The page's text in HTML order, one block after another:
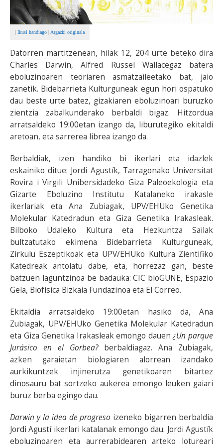
| Ikusi handiago | Argazki originala
Datorren martitzenean, hilak 12, 204 urte beteko dira
Charles Darwin, Alfred Russel Wallacegaz batera
eboluzinoaren teoriaren asmatzaileetako bat, jaio
zanetik. Bidebarrieta Kulturguneak egun hori ospatuko
dau beste urte batez, gizakiaren eboluzinoari buruzko
zientzia zabalkunderako berbaldi bigaz. Hitzordua
arratsaldeko 19:00etan izango da, liburutegiko ekitaldi
aretoan, eta sarrerea librea izango da.
Berbaldiak, izen handiko bi ikerlari eta idazlek
eskainiko ditue: Jordi Agustík, Tarragonako Universitat
Rovira i Virgili Unibersidadeko Giza Paleoekologia eta
Gizarte Eboluzino Institutu Katalaneko irakasle
ikerlariak eta Ana Zubiagak, UPV/EHUko Genetika
Molekular Katedradun eta Giza Genetika Irakasleak.
Bilboko Udaleko Kultura eta Hezkuntza Sailak
bultzatutako ekimena Bidebarrieta Kulturguneak,
Zirkulu Eszeptikoak eta UPV/EHUko Kultura Zientifiko
Katedreak antolatu dabe, eta, horrezaz gan, beste
batzuen laguntzinoa be badauka: CIC bioGUNE, Espazio
Gela, Biofísica Bizkaia Fundazinoa eta El Correo.
Ekitaldia arratsaldeko 19:00etan hasiko da, Ana
Zubiagak, UPV/EHUko Genetika Molekular Katedradun
eta Giza Genetika Irakasleak emongo dauen¿Un parque
Jurásico en el Gorbea?berbaldiagaz. Ana Zubiagak,
azken garaietan biologiaren alorrean izandako
aurkikuntzek injinerutza genetikoaren bitartez
dinosauru bat sortzeko aukerea emongo leuken gaiari
buruz berba egingo dau.
Darwin y la idea de progreso izeneko bigarren berbaldia
Jordi Agustí ikerlari katalanak emongo dau. Jordi Agustík
eboluzinoaren eta aurrerabidearen arteko lotureari